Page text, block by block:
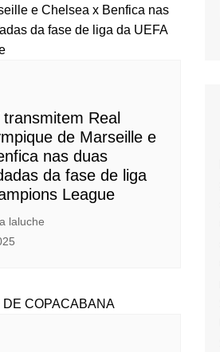
Real
de Marseille e
nas duas
da fase de liga
League
laluche